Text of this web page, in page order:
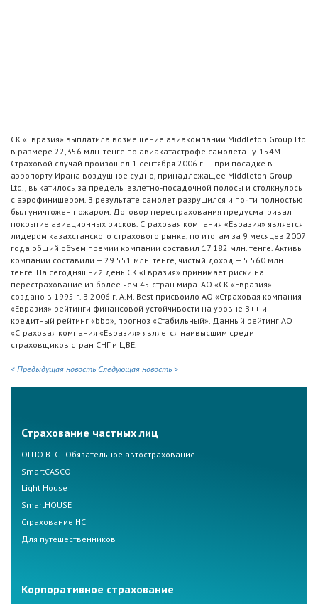
СК «Евразия» выплатила возмещение авиакомпании Middleton Group Ltd.
в размере 22,356 млн. тенге по авиакатастрофе самолета Ту-154М.
Страховой случай произошел 1 сентября 2006 г. — при посадке в
аэропорту Ирана воздушное судно, принадлежащее Middleton Group
Ltd., выкатилось за пределы взлетно-посадочной полосы и столкнулось
с аэрофинишером. В результате самолет разрушился и почти полностью
был уничтожен пожаром. Договор перестрахования предусматривал
покрытие авиационных рисков. Страховая компания «Евразия» является
лидером казахстанского страхового рынка, по итогам за 9 месяцев 2007
года общий объем премии компании составил 17 182 млн. тенге. Активы
компании составили — 29 551 млн. тенге, чистый доход — 5 560 млн.
тенге. На сегодняшний день СК «Евразия» принимает риски на
перестрахование из более чем 45 стран мира. АО «СК «Евразия»
создано в 1995 г. В 2006 г. A.M. Best присвоило АО «Страховая компания
«Евразия» рейтинги финансовой устойчивости на уровне B++ и
кредитный рейтинг «bbb», прогноз «Стабильный». Данный рейтинг АО
«Страховая компания «Евразия» является наивысшим среди
страховщиков стран СНГ и ЦВЕ.
< Предыдущая новость Следующая новость >
Страхование частных лиц
ОГПО ВТС - Обязательное автострахование
SmartCASCO
Light House
SmartHOUSE
Страхование НС
Для путешественников
Корпоративное страхование